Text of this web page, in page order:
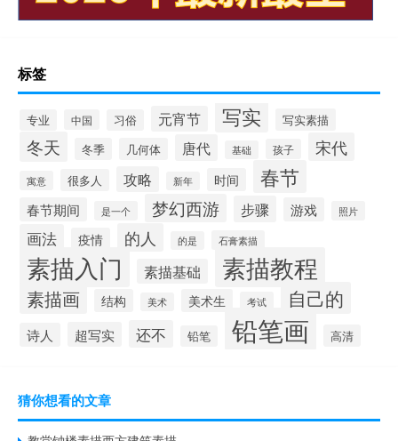
标签
专业 中国 习俗 元宵节 写实 写实素描
冬天 冬季 几何体 唐代 基础 孩子 宋代
寓意 很多人 攻略 新年 时间 春节
春节期间 是一个 梦幻西游 步骤 游戏 照片
画法 疫情 的人 的是 石膏素描
素描入门 素描基础 素描教程
素描画 结构 美术 美术生 考试 自己的
诗人 超写实 还不 铅笔 铅笔画 高清
猜你想看的文章